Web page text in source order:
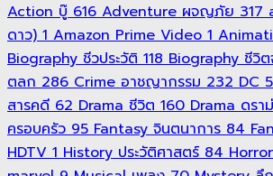
Action บู๊ 616 Adventure ผจญภัย 317
ดาว) 1 Amazon Prime Video 1
Biography ชีวประวัติ 118 Biography ชีวิต
ตลก 286 Crime อาชญากรรม 232 DC 5
สารคดี 62 Drama ชีวิต 160 Drama ดรา
ครอบครัว 95 Fantasy จินตนาการ 84
HDTV 1 History ประวัติศาสตร์ 84